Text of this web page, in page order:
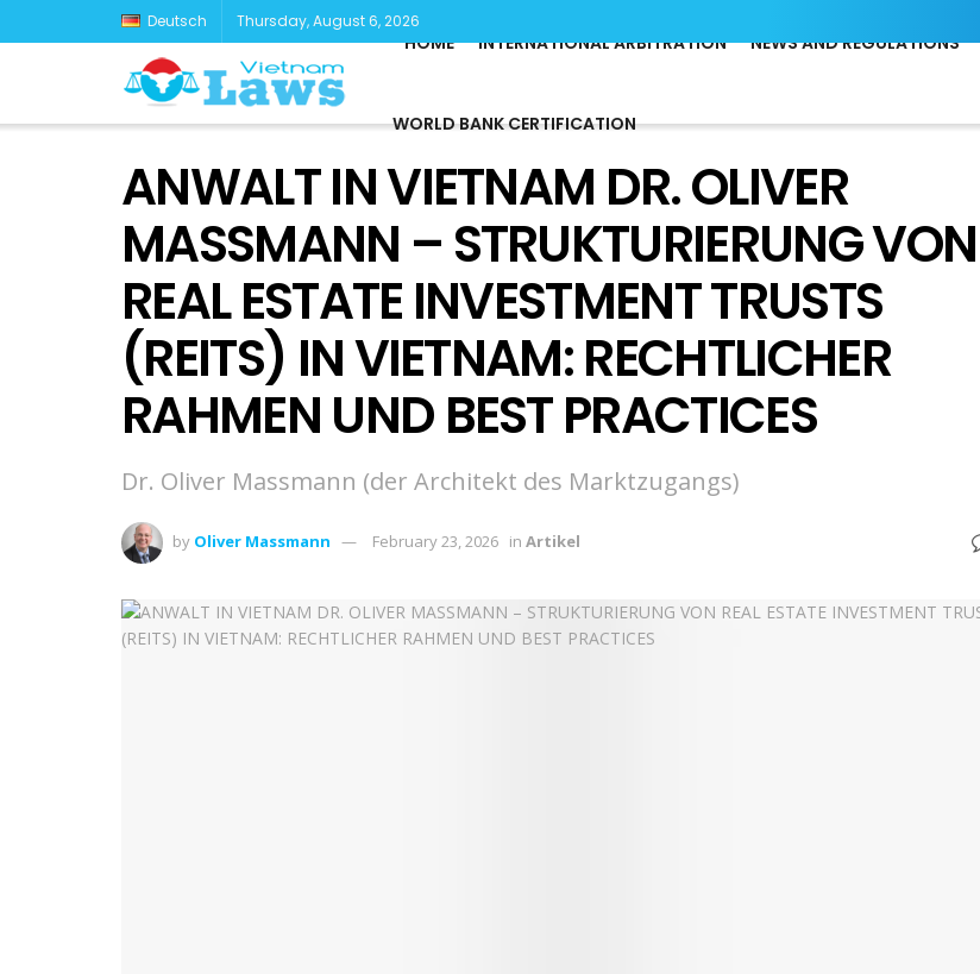
Deutsch Thursday, August 6, 2026
HOME INTERNATIONAL ARBITRATION NEWS AND REGULATIONS
WORLD BANK CERTIFICATION
ANWALT IN VIETNAM DR. OLIVER
MASSMANN – STRUKTURIERUNG VON
REAL ESTATE INVESTMENT TRUSTS
(REITS) IN VIETNAM: RECHTLICHER
RAHMEN UND BEST PRACTICES
Dr. Oliver Massmann (der Architekt des Marktzugangs)
by Oliver Massmann February 23, 2026 in Artikel